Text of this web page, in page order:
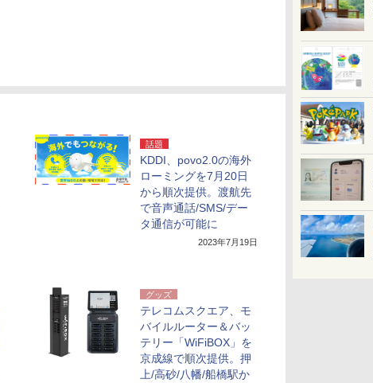
話題
KDDI、povo2.0の海外
ローミングを7月20日
から順次提供。渡航先
で音声通話/SMS/デー
タ通信が可能に
2023年7月19日
グッズ
テレコムスクエア、モ
バイルルーター＆バッ
テリー「WiFiBOX」を
京成線で順次提供。押
上/高砂/八幡/船橋駅か